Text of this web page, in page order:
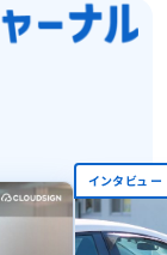
インタビュー